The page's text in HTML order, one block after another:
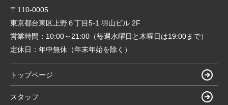
〒110-0005
東京都台東区上野６丁目5-1 羽山ビル 2F
営業時間： 10:00～21:00（毎週水曜日と木曜日は19:00まで）
定休日： 年中無休（年末年始を除く）
トップページ
スタッフ